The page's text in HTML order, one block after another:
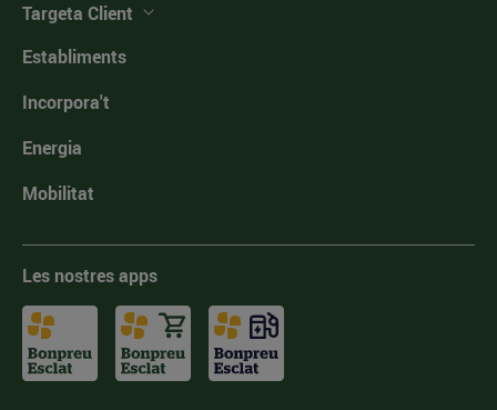
Targeta Client
Establiments
Incorpora't
Energia
Mobilitat
Les nostres apps